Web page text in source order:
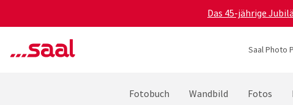
Das 45-jährige
Saal Photo
Fotobuch Wandbild Fotos